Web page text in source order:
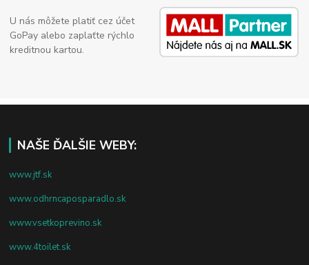
U nás môžete platiť cez účet
GoPay alebo zaplaťte rýchlo
kreditnou kartou.
NAŠE ĎALŠIE WEBY:
www.jtf.sk
www.odhrncaposparadlo.sk
www.vsetkoprevino.sk
www.4toilet.sk